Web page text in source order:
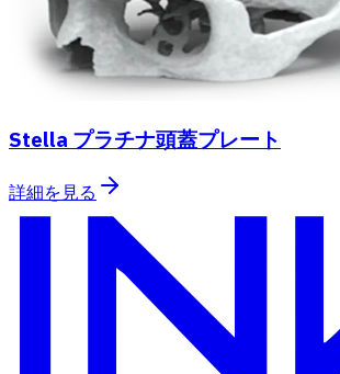
Stella プラチナ頭蓋プレート
詳細を見る